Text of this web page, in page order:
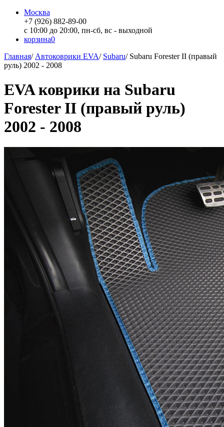
Москва
+7 (926) 882-89-00
с 10:00 до 20:00, пн-сб, вс - выходной
корзина0
Главная/ Автоковрики EVA/ Subaru/ Subaru Forester II (правый
руль) 2002 - 2008
EVA коврики на Subaru
Forester II (правый руль)
2002 - 2008